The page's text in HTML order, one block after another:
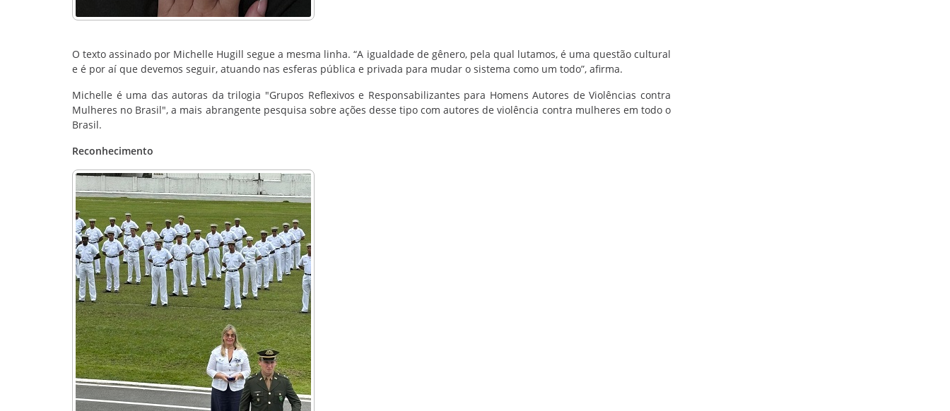
O texto assinado por Michelle Hugill segue a mesma linha. “A igualdade de gênero, pela qual lutamos, é uma questão cultural
e é por aí que devemos seguir, atuando nas esferas pública e privada para mudar o sistema como um todo”, afirma.
Michelle é uma das autoras da trilogia "Grupos Reflexivos e Responsabilizantes para Homens Autores de Violências contra
Mulheres no Brasil", a mais abrangente pesquisa sobre ações desse tipo com autores de violência contra mulheres em todo o
Brasil.
Reconhecimento